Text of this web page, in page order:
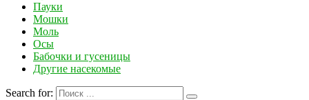
Пауки
Мошки
Моль
Осы
Бабочки и гусеницы
Другие насекомые
Search for: